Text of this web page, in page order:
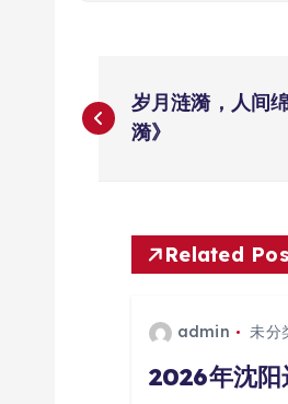
文
章
岁月涟漪，人间
漪》
Related
admin 未分
2026年沈阳